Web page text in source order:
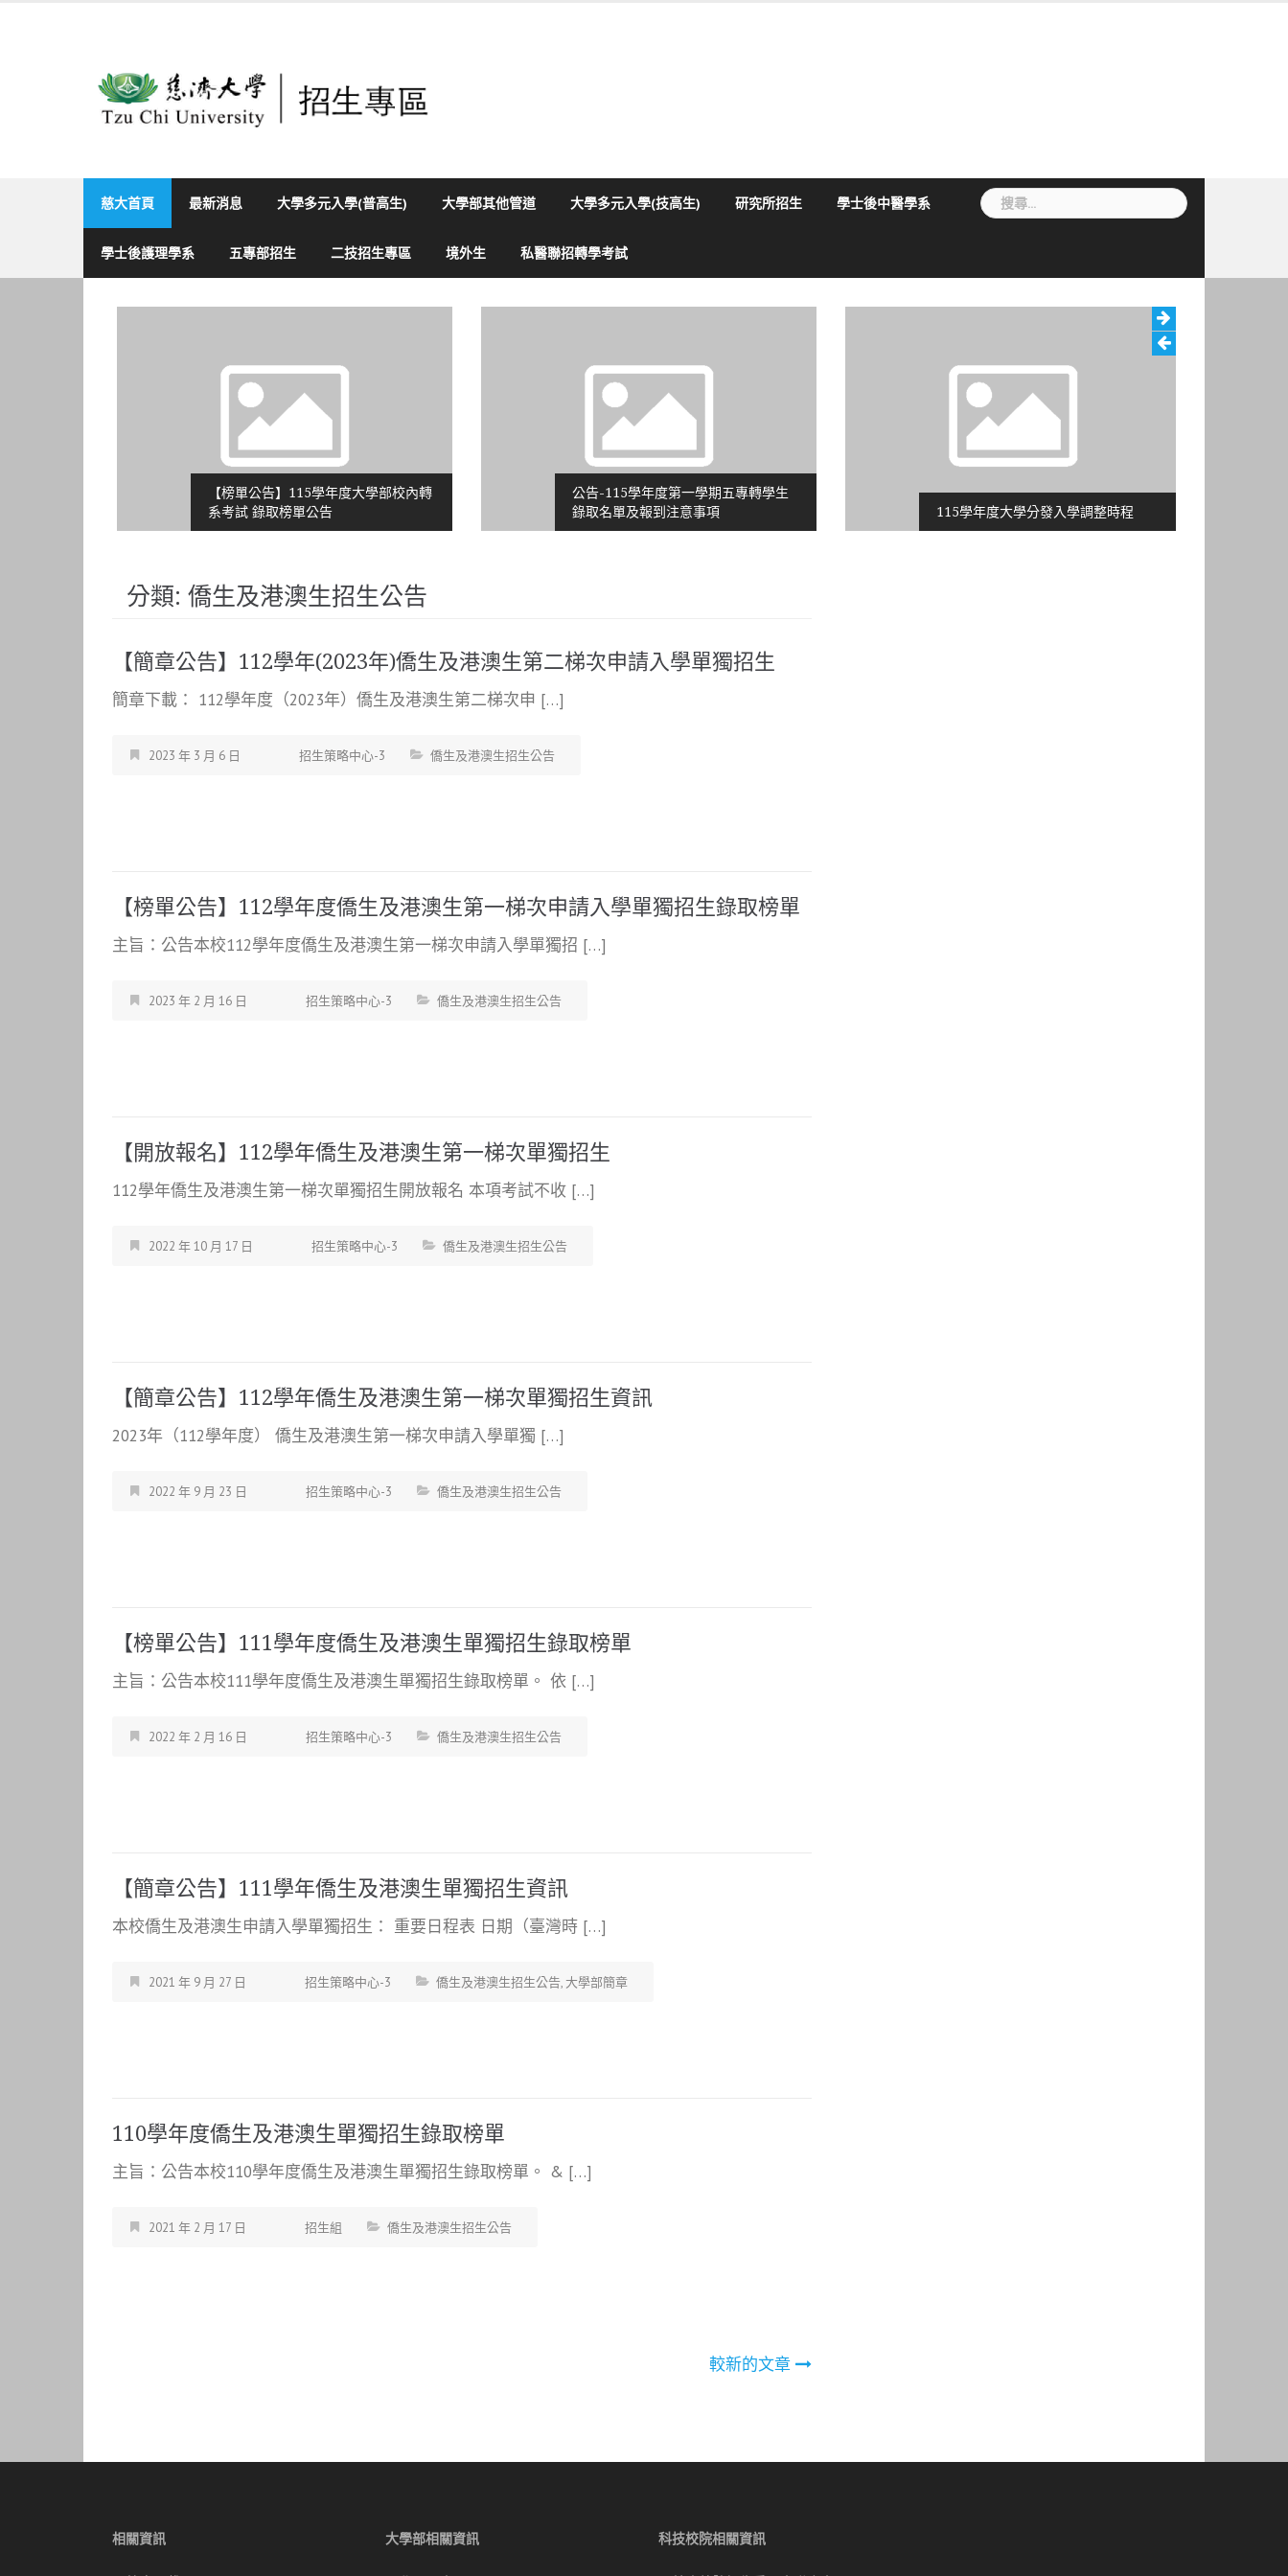
慈大首頁 最新消息 大學多元入學(普高生) 大學部其他管道 大學多元入學(技高生) 研究所招生 學士後中醫學系
學士後護理學系 五專部招生 二技招生專區 境外生 私醫聯招轉學考試
搜
尋
【榜單公告】115學年度大學部校內轉
系考試 錄取榜單公告
公告-115學年度第一學期五專轉學生
錄取名單及報到注意事項
115學年度大學分發入學調整時程
分類: 僑生及港澳生招生公告
【簡章公告】112學年(2023年)僑生及港澳生第二梯次申請入學單獨招生
簡章下載： 112學年度（2023年）僑生及港澳生第二梯次申 […]
2023 年 3 月 6 日 招生策略中心-3 僑生及港澳生招生公告
【榜單公告】112學年度僑生及港澳生第一梯次申請入學單獨招生錄取榜單
主旨：公告本校112學年度僑生及港澳生第一梯次申請入學單獨招 […]
2023 年 2 月 16 日 招生策略中心-3 僑生及港澳生招生公告
【開放報名】112學年僑生及港澳生第一梯次單獨招生
112學年僑生及港澳生第一梯次單獨招生開放報名 本項考試不收 […]
2022 年 10 月 17 日 招生策略中心-3 僑生及港澳生招生公告
【簡章公告】112學年僑生及港澳生第一梯次單獨招生資訊
2023年（112學年度） 僑生及港澳生第一梯次申請入學單獨 […]
2022 年 9 月 23 日 招生策略中心-3 僑生及港澳生招生公告
【榜單公告】111學年度僑生及港澳生單獨招生錄取榜單
主旨：公告本校111學年度僑生及港澳生單獨招生錄取榜單。 依 […]
2022 年 2 月 16 日 招生策略中心-3 僑生及港澳生招生公告
【簡章公告】111學年僑生及港澳生單獨招生資訊
本校僑生及港澳生申請入學單獨招生： 重要日程表 日期（臺灣時 […]
2021 年 9 月 27 日 招生策略中心-3 僑生及港澳生招生公告,大學部簡章
110學年度僑生及港澳生單獨招生錄取榜單
主旨：公告本校110學年度僑生及港澳生單獨招生錄取榜單。 & […]
2021 年 2 月 17 日 招生組 僑生及港澳生招生公告
導
較新的文章
相關資訊 大學部相關資訊 科技校院相關資訊